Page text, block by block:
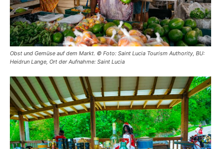
Obst und Gemüse auf dem Markt. © Foto: Saint Lucia Tourism Authority, BU:
Heidrun Lange, Ort der Aufnahme: Saint Lucia